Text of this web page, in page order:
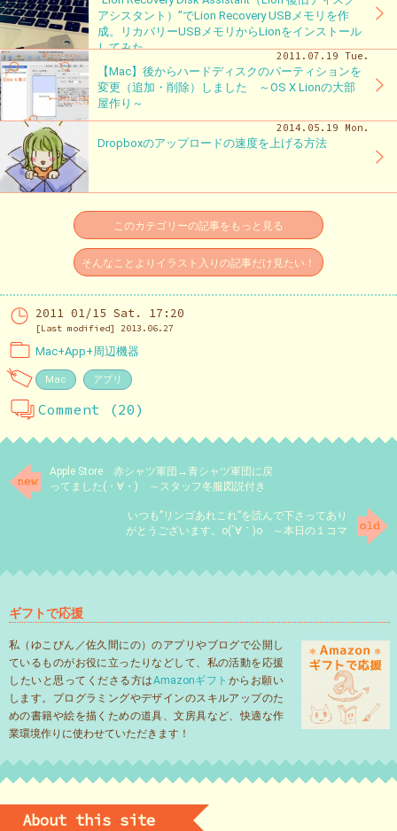
アシスタント）”でLion Recovery USBメモリを作
成。リカバリーUSBメモリからLionをインストール
してみた
2011.07.19 Tue.
【Mac】後からハードディスクのパーティションを
変更（追加・削除）しました ～OS X Lionの大部
屋作り～
2014.05.19 Mon.
Dropboxのアップロードの速度を上げる方法
このカテゴリーの記事をもっと見る
そんなことよりイラスト入りの記事だけ見たい！
2011 01/15 Sat. 17:20
[Last modified] 2013.06.27
Mac+App+周辺機器
Mac アプリ
Comment (20)
Apple Store 赤シャツ軍団→青シャツ軍団に戻
ってました(・∀・) ～スタッフ冬服図説付き
いつも”リンゴあれこれ”を読んで下さってあり
がとうございます。o(´∀｀)o ～本日の１コマ
ギフトで応援
私（ゆこびん／佐久間にの）のアプリやブログで公開し
ているものがお役に立ったりなどして、私の活動を応援
したいと思ってくださる方はAmazonギフト からお願い
します。プログラミングやデザインのスキルアップのた
めの書籍や絵を描くための道具、文房具など、快適な作
業環境作りに使わせていただきます！
About this site